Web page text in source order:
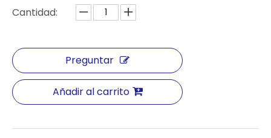
Cantidad:
Preguntar
Añadir al carrito